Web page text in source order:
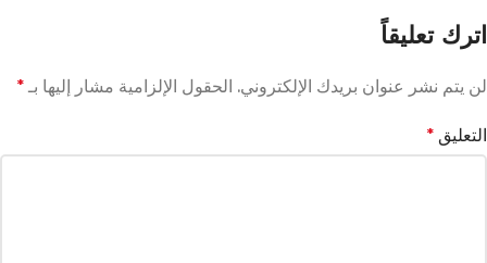
اترك تعليقاً
لن يتم نشر عنوان بريدك الإلكتروني. الحقول الإلزامية مشار إليها بـ *
التعليق *